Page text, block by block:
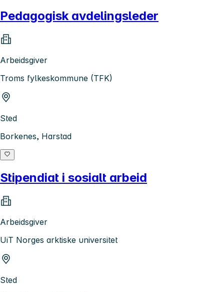
Pedagogisk avdelingsleder
Arbeidsgiver
Troms fylkeskommune (TFK)
Sted
Borkenes, Harstad
Stipendiat i sosialt arbeid
Arbeidsgiver
UiT Norges arktiske universitet
Sted